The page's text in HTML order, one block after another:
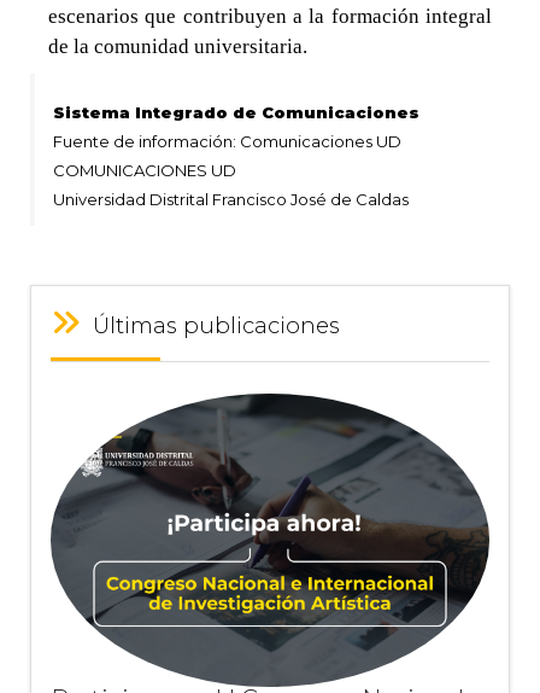
escenarios que contribuyen a la formación integral
de la comunidad universitaria.
Sistema Integrado de Comunicaciones
Fuente de información: Comunicaciones UD
COMUNICACIONES UD
Universidad Distrital Francisco José de Caldas
Últimas publicaciones